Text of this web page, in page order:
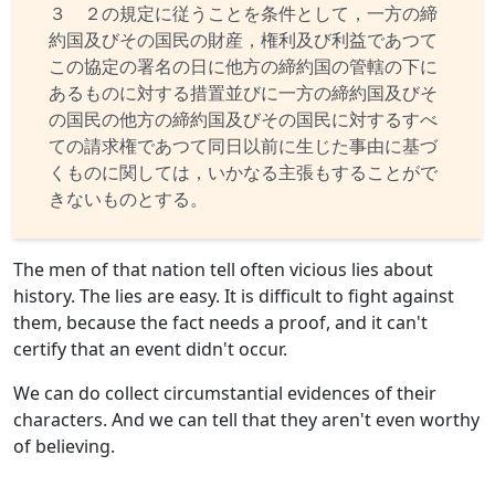
３ ２の規定に従うことを条件として，一方の締
約国及びその国民の財産，権利及び利益であつて
この協定の署名の日に他方の締約国の管轄の下に
あるものに対する措置並びに一方の締約国及びそ
の国民の他方の締約国及びその国民に対するすべ
ての請求権であつて同日以前に生じた事由に基づ
くものに関しては，いかなる主張もすることがで
きないものとする。
The men of that nation tell often vicious lies about
history. The lies are easy. It is difficult to fight against
them, because the fact needs a proof, and it can't
certify that an event didn't occur.
We can do collect circumstantial evidences of their
characters. And we can tell that they aren't even worthy
of believing.